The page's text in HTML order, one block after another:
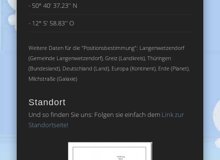
- 50° 40' 37.23'' N
- 12° 5' 58.83'' O
Weitere Daten für die "Positionsbestimmung": Langenwetzendorf
(Gemeinde Langenwetzendorf), Greiz (Landkreis), Thüringen
(Bundesland), Deutschland (Land), Europa (Kontinent), Erde (Planet),
Milchstraße (Galaxie)
Standort
Und so finden Sie uns: Folgen sie einfach dem Link zur
Standortseite!